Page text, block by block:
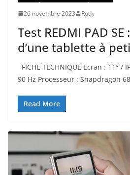
26 novembre 2023 Rudy
Test REDMI PAD SE
d’une tablette à
FICHE TECHNIQUE Ecran : 11″ /
90 Hz Processeur : Snapdragon
Read More